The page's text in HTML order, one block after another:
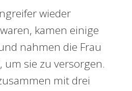
wieder
kamen einige
nahmen die Frau
um sie zu versorgen.
mit drei